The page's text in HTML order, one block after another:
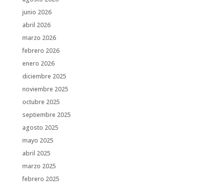
junio 2026
abril 2026
marzo 2026
febrero 2026
enero 2026
diciembre 2025
noviembre 2025
octubre 2025
septiembre 2025
agosto 2025
mayo 2025
abril 2025
marzo 2025
febrero 2025